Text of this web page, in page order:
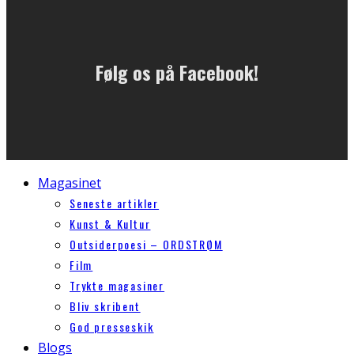
Følg os på Facebook!
Magasinet
Seneste artikler
Kunst & Kultur
Outsiderpoesi – ORDSTRØM
Film
Trykte magasiner
Bliv skribent
God presseskik
Blogs